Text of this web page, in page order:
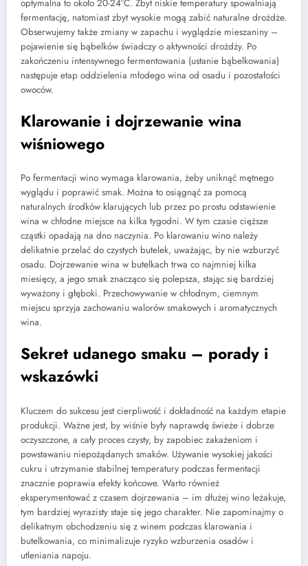
optymalna to około 20-24°C. Zbyt niskie temperatury spowalniają
fermentację, natomiast zbyt wysokie mogą zabić naturalne drożdże.
Obserwujemy także zmiany w zapachu i wyglądzie mieszaniny –
pojawienie się bąbelków świadczy o aktywności drożdży. Po
zakończeniu intensywnego fermentowania (ustanie bąbelkowania)
następuje etap oddzielenia młodego wina od osadu i pozostałości
owoców.
Klarowanie i dojrzewanie wina
wiśniowego
Po fermentacji wino wymaga klarowania, żeby uniknąć mętnego
wyglądu i poprawić smak. Można to osiągnąć za pomocą
naturalnych środków klarujących lub przez po prostu odstawienie
wina w chłodne miejsce na kilka tygodni. W tym czasie cięższe
cząstki opadają na dno naczynia. Po klarowaniu wino należy
delikatnie przelać do czystych butelek, uważając, by nie wzburzyć
osadu. Dojrzewanie wina w butelkach trwa co najmniej kilka
miesięcy, a jego smak znacząco się polepsza, stając się bardziej
wyważony i głęboki. Przechowywanie w chłodnym, ciemnym
miejscu sprzyja zachowaniu walorów smakowych i aromatycznych
wina.
Sekret udanego smaku – porady i
wskazówki
Kluczem do sukcesu jest cierpliwość i dokładność na każdym etapie
produkcji. Ważne jest, by wiśnie były naprawdę świeże i dobrze
oczyszczone, a cały proces czysty, by zapobiec zakażeniom i
powstawaniu niepożądanych smaków. Używanie wysokiej jakości
cukru i utrzymanie stabilnej temperatury podczas fermentacji
znacznie poprawia efekty końcowe. Warto również
eksperymentować z czasem dojrzewania – im dłużej wino leżakuje,
tym bardziej wyrazisty staje się jego charakter. Nie zapominajmy o
delikatnym obchodzeniu się z winem podczas klarowania i
butelkowania, co minimalizuje ryzyko wzburzenia osadów i
utleniania napoju.